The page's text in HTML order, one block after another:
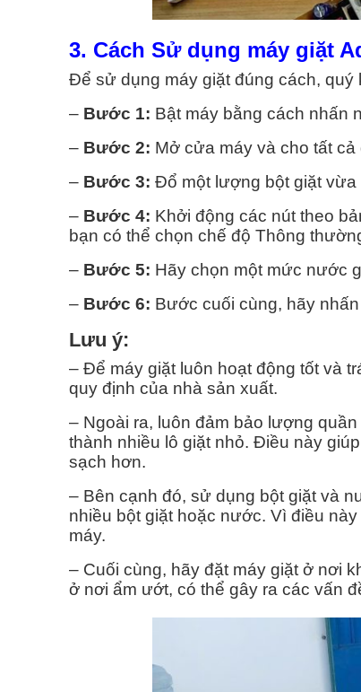
3. Cách Sử dụng máy giặt
Để sử dụng máy giặt đúng cách,
– Bước 1: Bật máy bằng cách nhấn
– Bước 2: Mở cửa máy và cho tất
– Bước 3: Đổ một lượng bột giặt vừa
– Bước 4: Khởi động các nút theo
bạn có thể chọn chế độ Thông
– Bước 5: Hãy chọn một mức nước
– Bước 6: Bước cuối cùng, hãy
Lưu ý:
– Để máy giặt luôn hoạt động tốt và
quy định của nhà sản xuất.
– Ngoài ra, luôn đảm bảo lượng
thành nhiều lô giặt nhỏ. Điều này
sạch hơn.
– Bên cạnh đó, sử dụng bột giặt và
nhiều bột giặt hoặc nước. Vì điều
máy.
– Cuối cùng, hãy đặt máy giặt ở nơi
ở nơi ẩm ướt, có thể gây ra các vấn